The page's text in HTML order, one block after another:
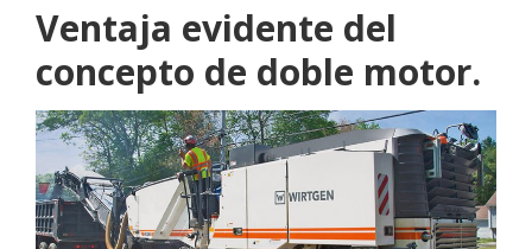
Ventaja evidente del
concepto de doble motor.